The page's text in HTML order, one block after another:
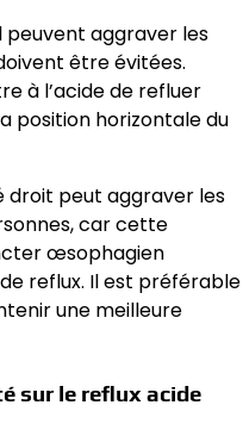
peuvent aggraver les
être évitées.
à l’acide de refluer
position horizontale du
droit peut aggraver les
car cette
œsophagien
reflux. Il est préférable
une meilleure
sur le reflux acide